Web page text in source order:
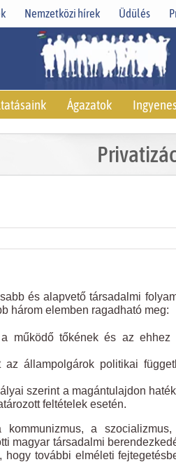
Nemzetközi hírek Üdülés
Ágazatok
és alapvető társadalmi
három elemben ragadható meg:
működő tőkének és az ehhez
állampolgárok politikai
szerint a magántulajdon
feltételek esetén.
a
magyar társadalmi
hogy további elméleti